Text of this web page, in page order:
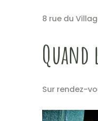
8 rue du
Sur rendez-